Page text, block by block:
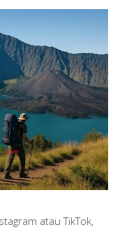
atau TikTok,